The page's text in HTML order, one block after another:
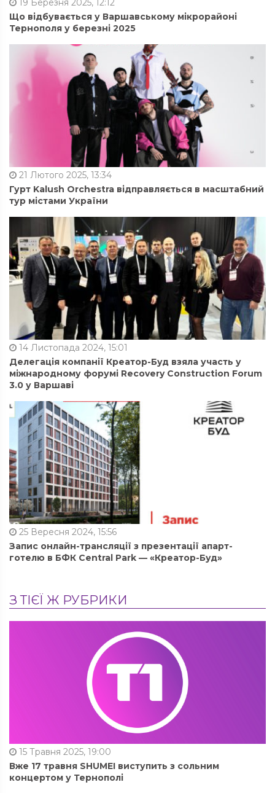
19 Березня 2025, 12:12
Що відбувається у Варшавському мікрорайоні
Тернополя у березні 2025
21 Лютого 2025, 13:34
Гурт Kalush Orchestra відправляється в масштабний
тур містами України
14 Листопада 2024, 15:01
Делегація компанії Креатор-Буд взяла участь у
міжнародному форумі Recovery Construction Forum
3.0 у Варшаві
25 Вересня 2024, 15:56
Запис онлайн-трансляції з презентації апарт-
готелю в БФК Central Park — «Креатор-Буд»
З ТІЄЇ Ж РУБРИКИ
15 Травня 2025, 19:00
Вже 17 травня SHUMEI виступить з сольним
концертом у Тернополі